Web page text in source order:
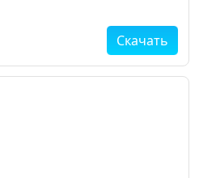
Скачать